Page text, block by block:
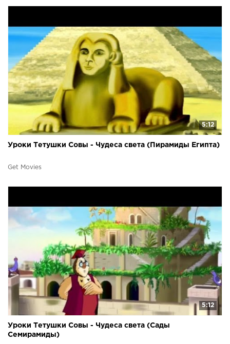
5:12
Уроки Тетушки Совы - Чудеса света (Пирамиды Египта)
Get Movies
5:12
Уроки Тетушки Совы - Чудеса света (Сады
Семирамиды)